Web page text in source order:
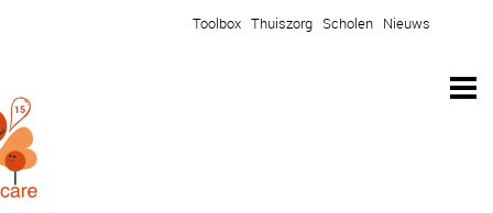
Toolbox Thuiszorg Scholen Nieuws